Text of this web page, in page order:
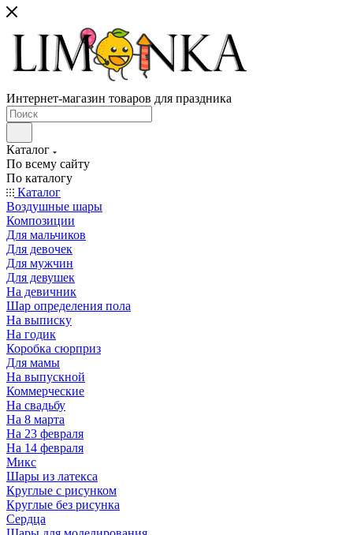
Интернет-магазин товаров для праздника
Каталог
По всему сайту
По каталогу
Каталог
Воздушные шары
Композиции
Для мальчиков
Для девочек
Для мужчин
Для девушек
На девичник
Шар определения пола
На выписку
На годик
Коробка сюрприз
Для мамы
На выпускной
Коммерческие
На свадьбу
На 8 марта
На 23 февраля
На 14 февраля
Микс
Шары из латекса
Круглые с рисунком
Круглые без рисунка
Сердца